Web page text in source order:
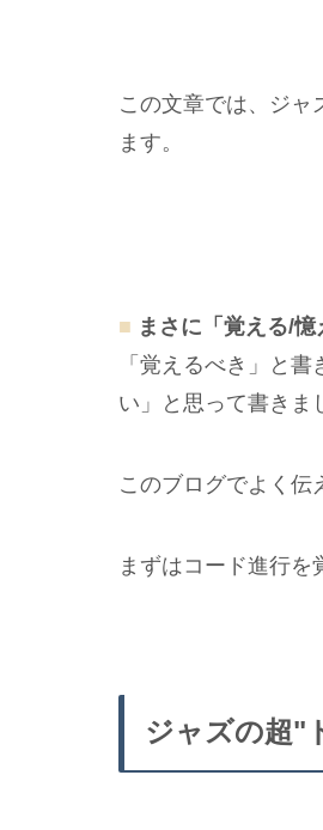
この文章では、ジャ
ます。
■ まさに「覚える/
「覚えるべき」と
い」と思って書きま
このブログでよく伝
まずはコード進行を
ジャズの超"